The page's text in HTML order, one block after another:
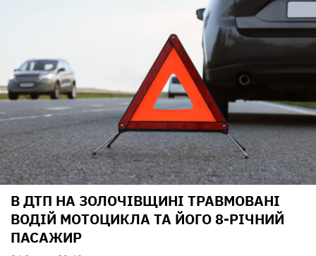
В ДТП НА ЗОЛОЧІВЩИНІ ТРАВМОВАНІ
ВОДІЙ МОТОЦИКЛА ТА ЙОГО 8-РІЧНИЙ
ПАСАЖИР